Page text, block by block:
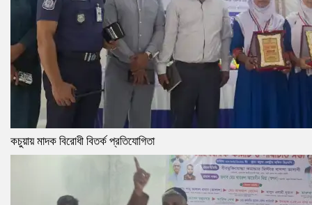
কচুয়ায় মাদক বিরোধী বিতর্ক প্রতিযোগিতা